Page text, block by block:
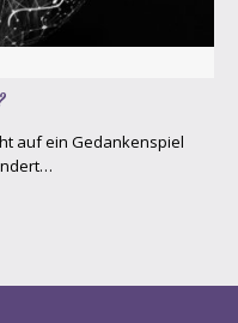
auf ein Gedankenspiel